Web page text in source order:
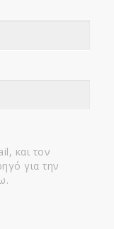
και τον
για την